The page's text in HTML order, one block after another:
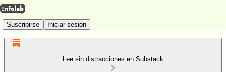
Suscribirse Iniciar sesión
Lee sin distracciones en Substack